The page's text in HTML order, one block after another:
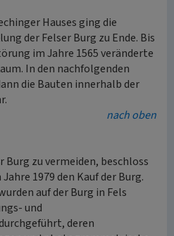
Hauses ging die
der Felser Burg zu Ende. Bis
im Jahre 1565 veränderte
In den nachfolgenden
die Bauten innerhalb der
nach oben
zu vermeiden, beschloss
1979 den Kauf der Burg.
auf der Burg in Fels
und
deren